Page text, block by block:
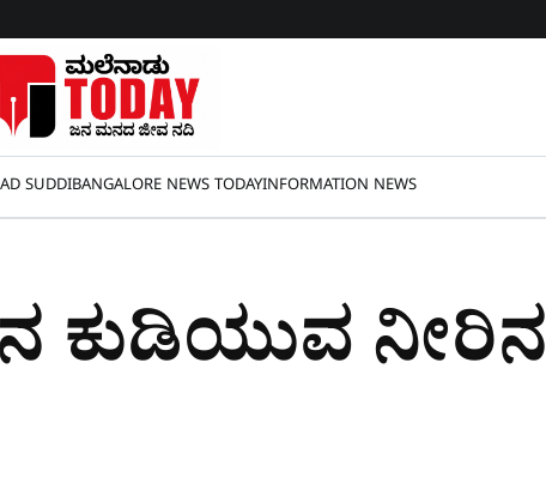
SUDDIBANGALORE NEWS TODAYINFORMATION NEWS
ಕುಡಿಯುವ ನೀರಿನ